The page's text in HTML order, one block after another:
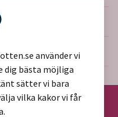
kakor
använder vi
dig bästa möjliga
sätter vi bara
vilka kakor vi får